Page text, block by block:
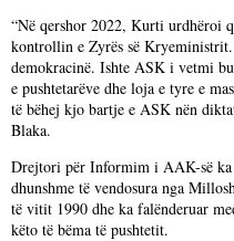
“Në qershor 2022, Kurti urdhëroi
kontrollin e Zyrës së
demokracinë. Ishte ASK i vetmi
e pushtetarëve dhe loja e tyre e
të bëhej kjo bartje e ASK nën
Blaka.
Drejtori për Informim i AAK-së ka
dhunshme të vendosura nga
të vitit 1990 dhe ka falënderuar
këto të bëma të pushtetit.